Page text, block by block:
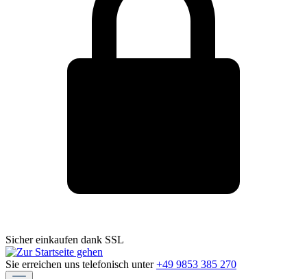
Sicher einkaufen dank SSL
Sie erreichen uns telefonisch unter +49 9853 385 270